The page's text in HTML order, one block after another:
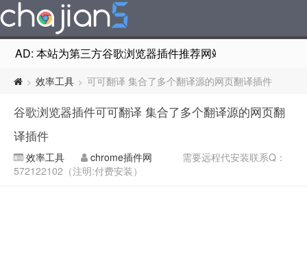
AD: 本站为第三方谷歌浏览器插件推荐网站，非Google
> 效率工具 > 可可翻译 集合了多个翻译源的网页翻译插件
谷歌浏览器插件可可翻译 集合了多个翻译源的网页翻
译插件
效率工具 chrome插件网
需要远程代安装联系Q：
572122102（注明:付费安装）